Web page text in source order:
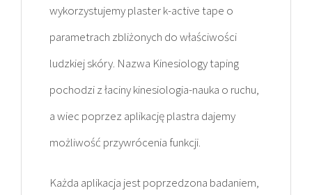
wykorzystujemy plaster k-active tape o
parametrach zbliżonych do właściwości
ludzkiej skóry. Nazwa Kinesiology taping
pochodzi z łaciny kinesiologia-nauka o ruchu,
a wiec poprzez aplikację plastra dajemy
możliwość przywrócenia funkcji.
Każda aplikacja jest poprzedzona badaniem,